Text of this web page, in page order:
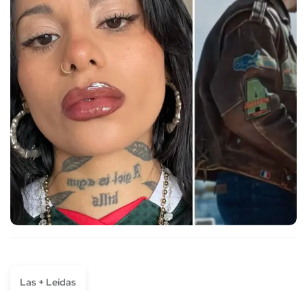
Las + Leídas